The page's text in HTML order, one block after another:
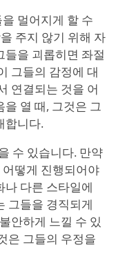
멀어지게 할 수
주지 않기 위해 자
들을 괴롭히면 좌절
그들의 감정에 대
연결되는 것을 어
열 때, 그것은 그
합니다.
수 있습니다. 만약
떻게 진행되어야
나 다른 스타일에
그들을 경직되게
안하게 느낄 수 있
은 그들의 우정을